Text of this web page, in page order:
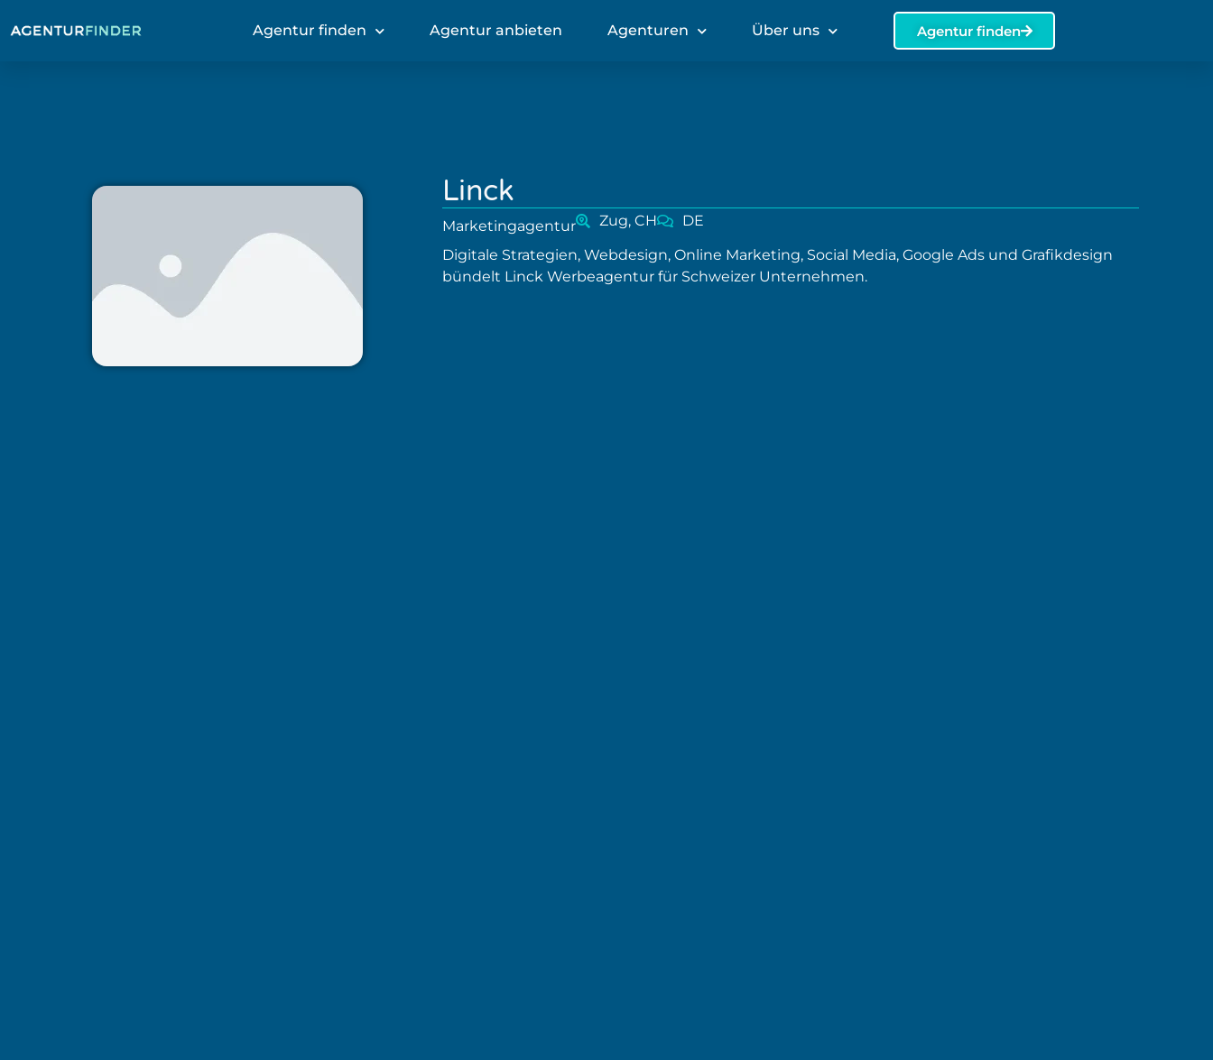
Agentur finden Agentur anbieten Agenturen Über uns Agentur finden
Linck
Marketingagentur Zug, CH
DE
Digitale Strategien, Webdesign, Online Marketing, Social Media, Google Ads und Grafikdesign
bündelt Linck Werbeagentur für Schweizer Unternehmen.